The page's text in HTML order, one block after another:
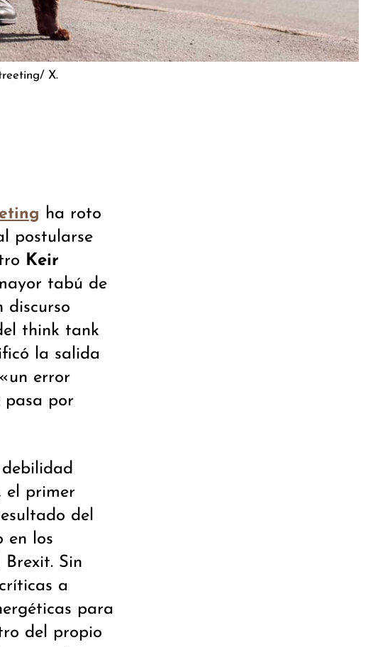
X.
ha roto
postularse
Keir
tabú de
discurso
think tank
la salida
error
por
el primer
del
en los
Sin
a
para
del propio